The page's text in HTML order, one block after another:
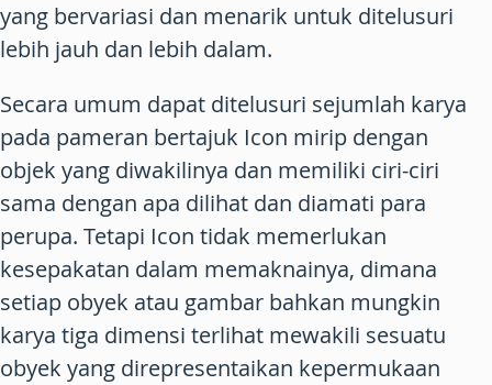
yang bervariasi dan menarik untuk ditelusuri
lebih jauh dan lebih dalam.
Secara umum dapat ditelusuri sejumlah karya
pada pameran bertajuk Icon mirip dengan
objek yang diwakilinya dan memiliki ciri-ciri
sama dengan apa dilihat dan diamati para
perupa. Tetapi Icon tidak memerlukan
kesepakatan dalam memaknainya, dimana
setiap obyek atau gambar bahkan mungkin
karya tiga dimensi terlihat mewakili sesuatu
obyek yang direpresentaikan kepermukaan